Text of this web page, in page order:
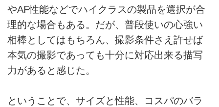
やAF性能などでハイクラスの製品を選択が合
理的な場合もある。だが、普段使いの心強い
相棒としてはもちろん、撮影条件さえ許せば
本気の撮影であっても十分に対応出来る描写
力があると感じた。
ということで、サイズと性能、コスパのバラ